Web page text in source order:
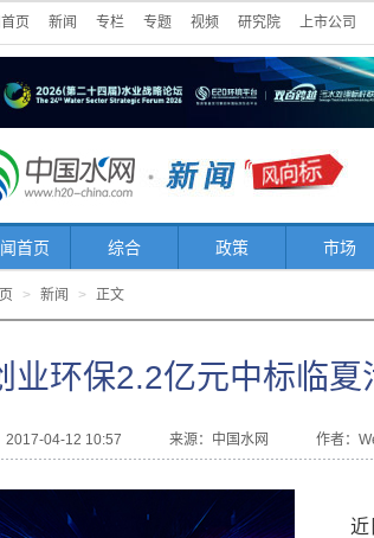
页 新闻 专栏 专题 视频 研究院 上市公司
首页 综合 政策 市场
> 新闻 > 正文
业环保2.2亿元中标临
2017-04-12 10:57 来源： 中国水网 作者：
近